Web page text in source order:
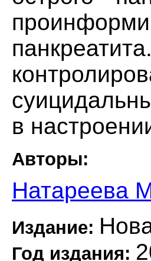
в
Авторы:
Натареева
Издание:
Год издания: